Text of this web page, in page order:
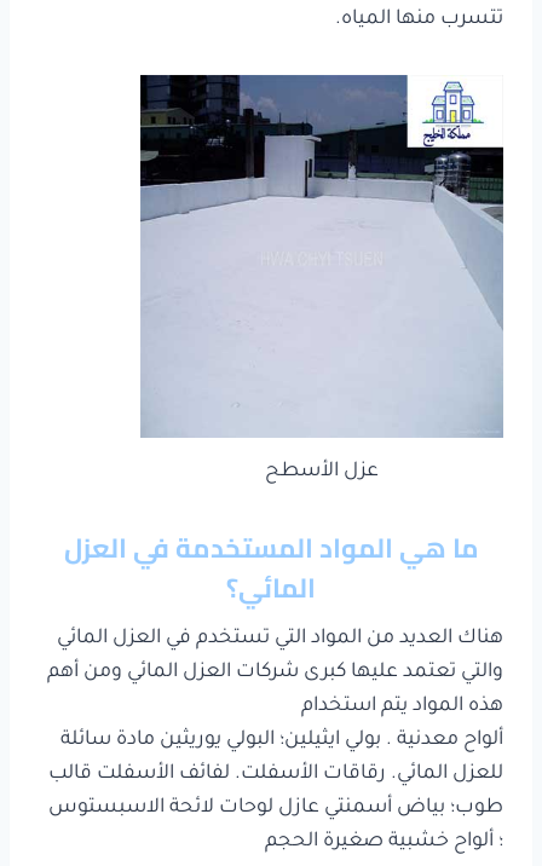
تتسرب منها المياه.
عزل الأسطح
ما هي المواد المستخدمة في العزل
المائي؟
هناك العديد من المواد التي تستخدم في العزل المائي
والتي تعتمد عليها كبرى شركات العزل المائي ومن أهم
هذه المواد يتم استخدام
ألواح معدنية . بولي ايثيلين؛ البولي يوريثين مادة سائلة
للعزل المائي. رقاقات الأسفلت. لفائف الأسفلت قالب
طوب؛ بياض أسمنتي عازل لوحات لائحة الاسبستوس
؛ ألواح خشبية صغيرة الحجم